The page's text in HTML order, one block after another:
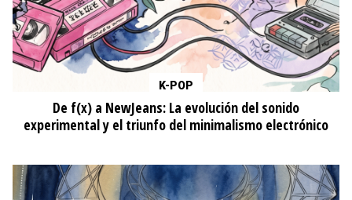
K-POP
De f(x) a NewJeans: La evolución del sonido
experimental y el triunfo del minimalismo electrónico